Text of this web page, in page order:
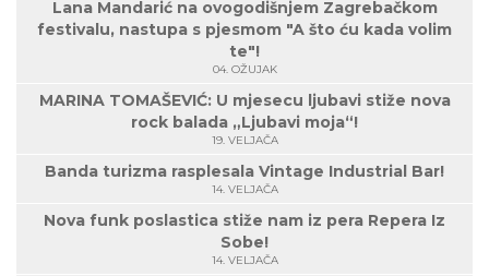
Lana Mandarić na ovogodišnjem Zagrebačkom
festivalu, nastupa s pjesmom "A što ću kada volim
te"!
04. OŽUJAK
MARINA TOMAŠEVIĆ: U mjesecu ljubavi stiže nova
rock balada „Ljubavi moja“!
19. VELJAČA
Banda turizma rasplesala Vintage Industrial Bar!
14. VELJAČA
Nova funk poslastica stiže nam iz pera Repera Iz
Sobe!
14. VELJAČA